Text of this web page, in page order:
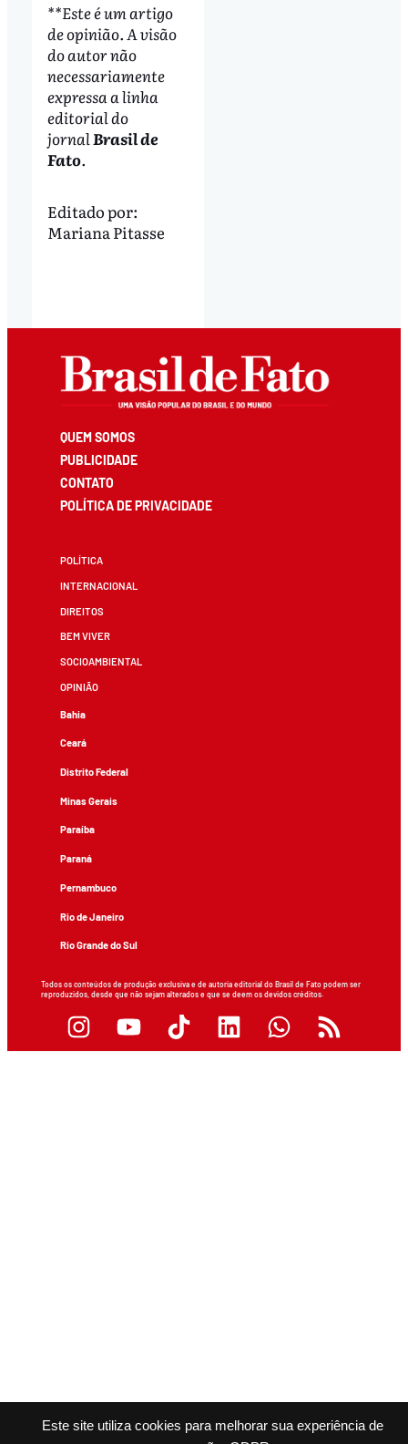
Este site utiliza cookies para melhorar sua experiência de
**Este é um artigo
de opinião. A visão
do autor não
necessariamente
expressa a linha
editorial do
jornalBrasil de
Fato.
Editado por:
Mariana Pitasse
QUEM SOMOS
PUBLICIDADE
CONTATO
POLÍTICA DE PRIVACIDADE
POLÍTICA
INTERNACIONAL
DIREITOS
BEM VIVER
SOCIOAMBIENTAL
OPINIÃO
Bahia
Ceará
Distrito Federal
Minas Gerais
Paraíba
Paraná
Pernambuco
Rio de Janeiro
Rio Grande do Sul
Todos os conteúdos de produção exclusiva e de autoria editorial do Brasil de Fato podem ser
reproduzidos, desde que não sejam alterados e que se deem os devidos créditos.